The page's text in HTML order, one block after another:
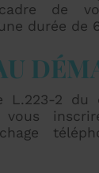
de
durée de
L.223-2 du